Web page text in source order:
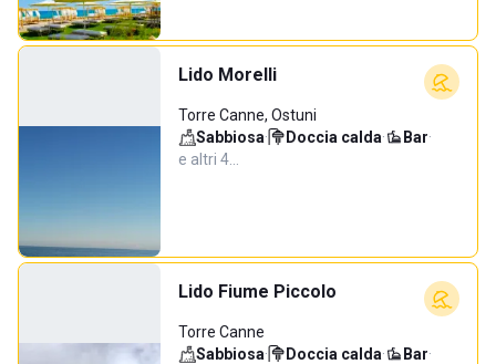
Lido Morelli
Torre Canne, Ostuni
Sabbiosa· Doccia calda· Bar·
e altri 4…
Lido Fiume Piccolo
Torre Canne
Sabbiosa· Doccia calda· Bar·